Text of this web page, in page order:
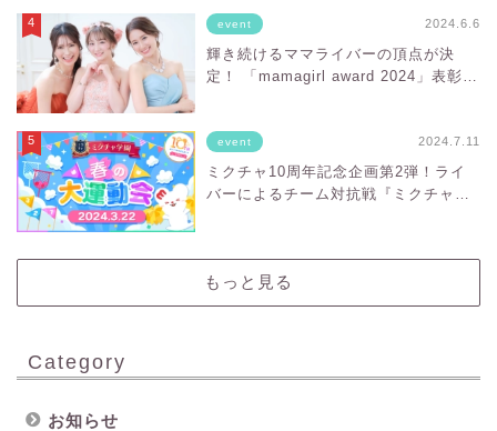
event 2024.6.6
輝き続けるママライバーの頂点が決
定！ 「mamagirl award 2024」表彰式
event 2024.7.11
ミクチャ10周年記念企画第2弾！ライ
バーによるチーム対抗戦『ミクチャ学
もっと見る
Category
お知らせ